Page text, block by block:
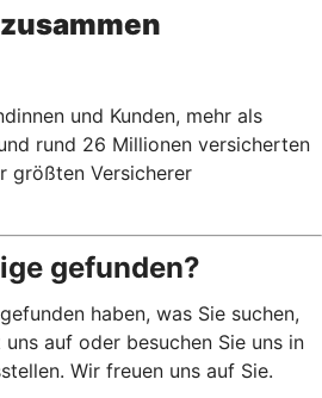
und Kunden, mehr als
rund 26 Millionen versicherten
größten Versicherer
gefunden?
haben, was Sie suchen,
auf oder besuchen Sie uns in
Wir freuen uns auf Sie.